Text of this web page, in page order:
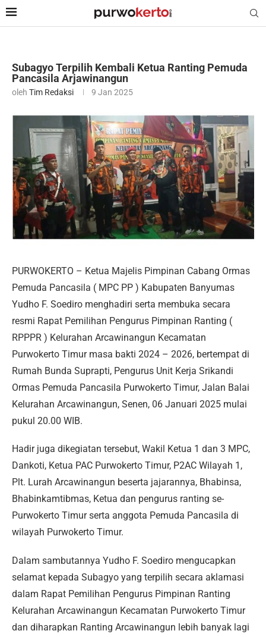
Subagyo Terpilih Kembali Ketua Ranting Pemuda
Pancasila Arjawinangun
oleh Tim Redaksi 9 Jan 2025
PURWOKERTO – Ketua Majelis Pimpinan Cabang Ormas
Pemuda Pancasila ( MPC PP ) Kabupaten Banyumas
Yudho F. Soediro menghadiri serta membuka secara
resmi Rapat Pemilihan Pengurus Pimpinan Ranting (
RPPPR ) Kelurahan Arcawinangun Kecamatan
Purwokerto Timur masa bakti 2024 – 2026, bertempat di
Rumah Bunda Suprapti, Pengurus Unit Kerja Srikandi
Ormas Pemuda Pancasila Purwokerto Timur, Jalan Balai
Kelurahan Arcawinangun, Senen, 06 Januari 2025 mulai
pukul 20.00 WIB.
Hadir juga dikegiatan tersebut, Wakil Ketua 1 dan 3 MPC,
Dankoti, Ketua PAC Purwokerto Timur, P2AC Wilayah 1,
Plt. Lurah Arcawinangun beserta jajarannya, Bhabinsa,
Bhabinkamtibmas, Ketua dan pengurus ranting se-
Purwokerto Timur serta anggota Pemuda Pancasila di
wilayah Purwokerto Timur.
Dalam sambutannya Yudho F. Soediro mengucapkan
selamat kepada Subagyo yang terpilih secara aklamasi
dalam Rapat Pemilihan Pengurus Pimpinan Ranting
Kelurahan Arcawinangun Kecamatan Purwokerto Timur
dan diharapkan Ranting Arcawinangun lebih banyak lagi